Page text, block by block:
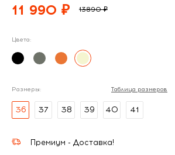
11 990 ₽ 13890 ₽
Цвета:
Размеры: Таблица размеров
36 37 38 39 40 41
Премиум - Доставка!